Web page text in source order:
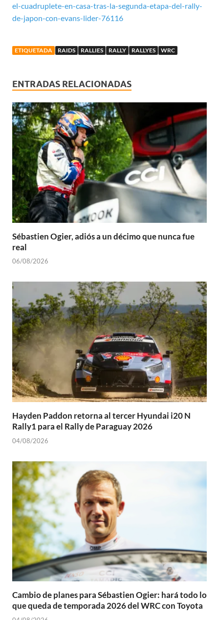
el-cuadruplete-en-casa-tras-la-segunda-etapa-del-rally-
de-japon-con-evans-lider-76116
ETIQUETADA RAIDS RALLIES RALLY RALLYES WRC
ENTRADAS RELACIONADAS
Sébastien Ogier, adiós a un décimo que nunca fue
real
06/08/2026
Hayden Paddon retorna al tercer Hyundai i20 N
Rally1 para el Rally de Paraguay 2026
04/08/2026
Cambio de planes para Sébastien Ogier: hará todo lo
que queda de temporada 2026 del WRC con Toyota